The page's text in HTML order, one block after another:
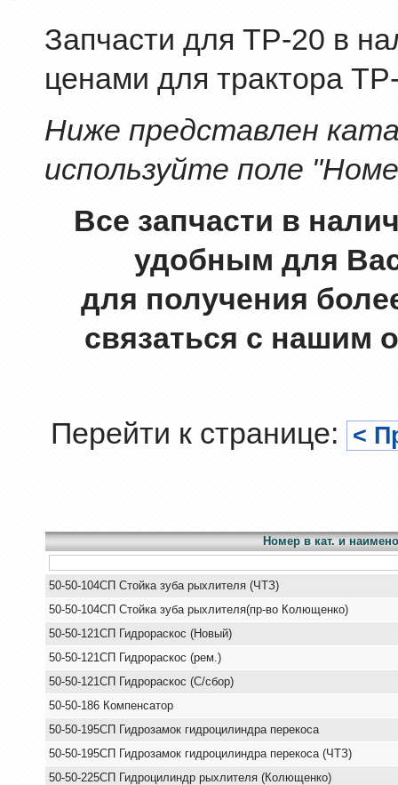
Запчасти для ТР-20 в
ценами для трактора
Ниже представлен
используйте поле
Все запчасти в
удобным для
для получения
связаться с нашим
Перейти к странице: <
Номер в кат. и
50-50-104СП Стойка зуба рыхлителя (ЧТЗ)
50-50-104СП Стойка зуба рыхлителя(пр-во Колющенко)
50-50-121СП Гидрораскос (Новый)
50-50-121СП Гидрораскос (рем.)
50-50-121СП Гидрораскос (С/сбор)
50-50-186 Компенсатор
50-50-195СП Гидрозамок гидроцилиндра перекоса
50-50-195СП Гидрозамок гидроцилиндра перекоса (ЧТЗ)
50-50-225СП Гидроцилиндр рыхлителя (Колющенко)